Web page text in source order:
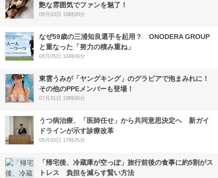
艶な雰囲気でファンを魅了！
08月03日 18時00分
なぜ59歳の三浦知良選手を起用？ ONODERA GROUP
と重なった「努力の積み重ね」
08月05日 16時00分
東雲うみが「ヤングキング」のグラビアで泡まみれに！
その他のPPEメンバーも登場！
07月31日 19時00分
うつ病治療、「医師任せ」から共同意思決定へ 新ガイ
ドラインが示す診療改革
08月03日 17時25分
「帰宅後、冷蔵庫が空っぽ」旅行前後の食事に約5割がス
トレス 負担を減らす賢い方法